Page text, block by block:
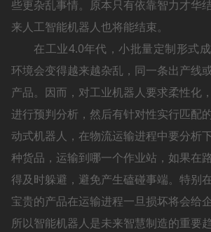
些更杂乱事情。原本只有依靠智力才华
来人工智能机器人也将能结束。
在工业4.0年代，小批量定制形式成
环境会变得越来越杂乱，同一条出产线
产品。因而，对工业机器人要求柔性化
进行预判分析，然后有针对性实行匹配
动式机器人，在物流运输进程中要分析
种货品，运输到哪一个作业站，如果在
得及时躲避，避免产生磕碰事端。特别
宝贵的产品在运输进程一旦损坏将会给
所以智能机器人是未来智慧制造的重要趋